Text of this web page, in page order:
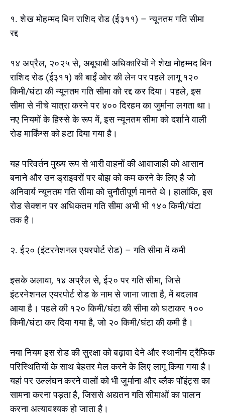
१. शेख मोहम्मद बिन राशिद रोड (ई३११) – न्यूनतम गति सीमा
रद्द
१४ अप्रैल, २०२५ से, अबूधाबी अधिकारियों ने शेख मोहम्मद बिन
राशिद रोड (ई३११) की बाईं ओर की लेन पर पहले लागू १२०
किमी/घंटा की न्यूनतम गति सीमा को रद्द कर दिया। पहले, इस
सीमा से नीचे यात्रा करने पर ४०० दिरहम का जुर्माना लगता था।
नए नियमों के हिस्से के रूप में, इस न्यूनतम सीमा को दर्शाने वाली
रोड मार्किंग्स को हटा दिया गया है।
यह परिवर्तन मुख्य रूप से भारी वाहनों की आवाजाही को आसान
बनाने और उन ड्राइवरों पर बोझ को कम करने के लिए है जो
अनिवार्य न्यूनतम गति सीमा को चुनौतीपूर्ण मानते थे। हालांकि, इस
रोड सेक्शन पर अधिकतम गति सीमा अभी भी १४० किमी/घंटा
तक है।
२. ई२० (इंटरनेशनल एयरपोर्ट रोड) – गति सीमा में कमी
इसके अलावा, १४ अप्रैल से, ई२० पर गति सीमा, जिसे
इंटरनेशनल एयरपोर्ट रोड के नाम से जाना जाता है, में बदलाव
आया है। पहले की १२० किमी/घंटा की सीमा को घटाकर १००
किमी/घंटा कर दिया गया है, जो २० किमी/घंटा की कमी है।
नया नियम इस रोड की सुरक्षा को बढ़ावा देने और स्थानीय ट्रैफिक
परिस्थितियों के साथ बेहतर मेल करने के लिए लागू किया गया है।
यहां पर उल्लंघन करने वालों को भी जुर्माना और ब्लैक पॉइंट्स का
सामना करना पड़ता है, जिससे अद्यतन गति सीमाओं का पालन
करना अत्यावश्यक हो जाता है।